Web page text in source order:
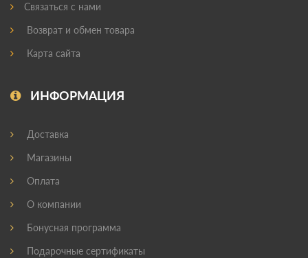
Связаться с нами
Возврат и обмен товара
Карта сайта
ИНФОРМАЦИЯ
Доставка
Магазины
Оплата
О компании
Бонусная программа
Подарочные сертификаты